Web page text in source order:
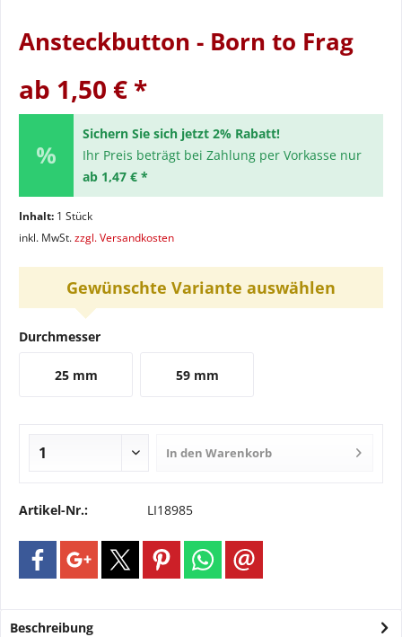
Ansteckbutton - Born to Frag
ab 1,50 € *
Sichern Sie sich jetzt 2% Rabatt!
Ihr Preis beträgt bei Zahlung per Vorkasse nur
ab 1,47 € *
Inhalt: 1 Stück
inkl. MwSt.zzgl. Versandkosten
Gewünschte Variante auswählen
Durchmesser
25 mm 59 mm
In den Warenkorb
Artikel-Nr.: LI18985
Beschreibung